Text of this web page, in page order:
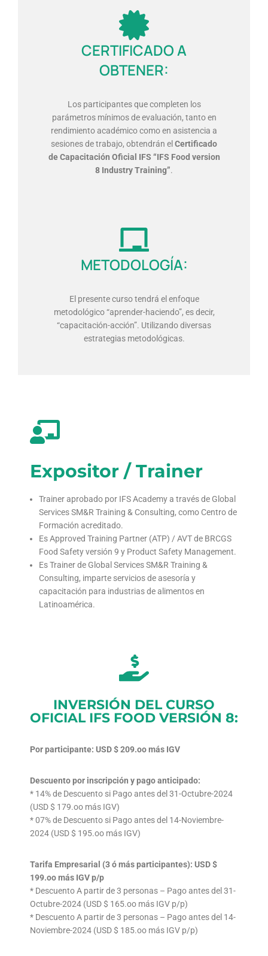
CERTIFICADO A
OBTENER:
Los participantes que completen los
parámetros mínimos de evaluación, tanto en
rendimiento académico como en asistencia a
sesiones de trabajo, obtendrán el Certificado
de Capacitación Oficial IFS “IFS Food version
8 Industry Training”.
METODOLOGÍA:
El presente curso tendrá el enfoque
metodológico “aprender-haciendo”, es decir,
“capacitación-acción”. Utilizando diversas
estrategias metodológicas.
Expositor / Trainer
Trainer aprobado por IFS Academy a través de Global
Services SM&R Training & Consulting, como Centro de
Formación acreditado.
Es Approved Training Partner (ATP) / AVT de BRCGS
Food Safety versión 9 y Product Safety Management.
Es Trainer de Global Services SM&R Training &
Consulting, imparte servicios de asesoría y
capacitación para industrias de alimentos en
Latinoamérica.
INVERSIÓN DEL CURSO
OFICIAL IFS FOOD VERSIÓN 8:
Por participante: USD $ 209.oo más IGV
Descuento por inscripción y pago anticipado:
* 14% de Descuento si Pago antes del 31-Octubre-2024
(USD $ 179.oo más IGV)
* 07% de Descuento si Pago antes del 14-Noviembre-
2024 (USD $ 195.oo más IGV)
Tarifa Empresarial (3 ó más participantes): USD $
199.oo más IGV p/p
* Descuento A partir de 3 personas – Pago antes del 31-
Octubre-2024 (USD $ 165.oo más IGV p/p)
* Descuento A partir de 3 personas – Pago antes del 14-
Noviembre-2024 (USD $ 185.oo más IGV p/p)